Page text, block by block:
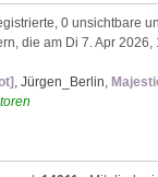
0 unsichtbare
die am Di 7. Apr
, Jürgen_Berlin,